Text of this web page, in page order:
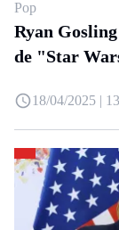
Pop
Ryan
de "Star
18/04/2025 |